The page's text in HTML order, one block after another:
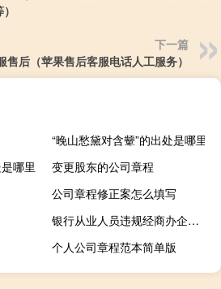
下一篇
售后（苹果售后客服电话人工服务）
“晚山愁黛对含颦”的出处是哪里
哪里
变更股东的公司章程
公司章程修正案怎么填写
银行从业人员违规经商办企业黑河农商行被罚50万元
个人公司章程范本简单版